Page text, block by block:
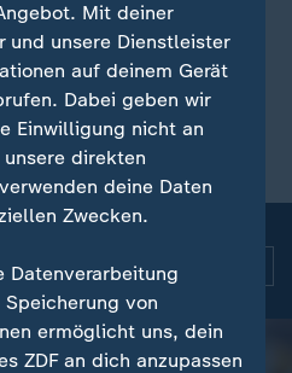
seien sich Koalition und
"dass man das Land
bringen müsse", berichtet
Mit deiner
und unsere Dienstleister
auf deinem Gerät
Dabei geben wir
Einwilligung nicht an
direkten
deine Daten
Zwecken.
Datenverarbeitung
von
ermöglicht uns, dein
ZDF an dich anzupassen